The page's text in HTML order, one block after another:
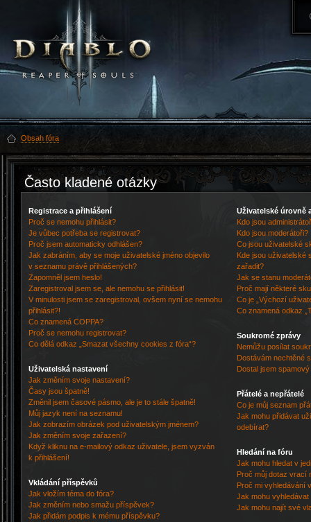
Obsah fóra
Často kladené otázky
Registrace a přihlášení
Proč se nemohu přihlásit?
Je vůbec potřeba se registrovat?
Proč jsem automaticky odhlášen?
Jak zabráním, aby se moje uživatelské jméno objevilo
v seznamu právě přihlášených?
Zapomněl jsem heslo!
Zaregistroval jsem se, ale nemohu se přihlásit!
V minulosti jsem se zaregistroval, ovšem nyní se nemohu
přihlásit?!
Co znamená COPPA?
Proč se nemohu registrovat?
Co dělá odkaz „Smazat všechny cookies z fóra“?
Uživatelská nastavení
Jak změním svoje nastavení?
Časy jsou špatně!
Změnil jsem časové pásmo, ale je to stále špatně!
Můj jazyk není na seznamu!
Jak zobrazím obrázek pod uživatelským jménem?
Jak změním svoje zařazení?
Když kliknu na e-mailový odkaz uživatele, jsem vyzván
k přihlášení!
Vkládání příspěvků
Jak vložím téma do fóra?
Jak změním nebo smažu příspěvek?
Jak přidám podpis k mému příspěvku?
Uživatelské úrovně
Kdo jsou
Kdo jsou moderátoři?
Co jsou uživatelské
Kde jsou uživatelské
zařadit?
Jak se stanu
Proč mají některé
Co je „Výchozí
Co znamená odkaz
Soukromé zprávy
Nemůžu posílat
Dostávám nechtěné
Dostal jsem
Přátelé a nepřátelé
Co je můj seznam
Jak mohu přidávat
odebírat?
Hledání na fóru
Jak mohu hledat v
Proč můj dotaz vrací
Proč mi vyhledávání
Jak mohu vyhledávat
Jak mohu najít své